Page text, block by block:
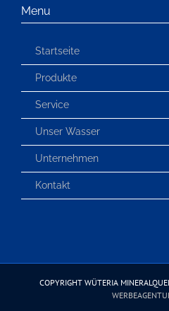
Menu
Startseite
Produkte
Service
Unser Wasser
Unternehmen
Kontakt
COPYRIGHT WÜTERIA